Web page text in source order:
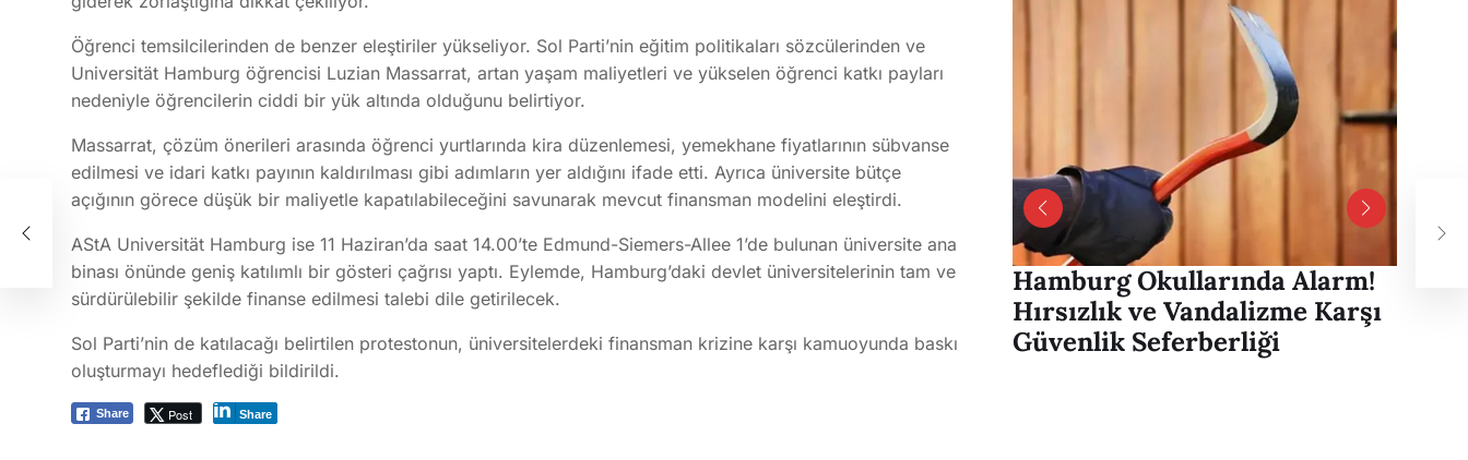
Öğrenci temsilcilerinden de benzer eleştiriler yükseliyor. Sol Parti’nin eğitim politikaları sözcülerinden ve
Universität Hamburg öğrencisi Luzian Massarrat, artan yaşam maliyetleri ve yükselen öğrenci katkı payları
nedeniyle öğrencilerin ciddi bir yük altında olduğunu belirtiyor.
Massarrat, çözüm önerileri arasında öğrenci yurtlarında kira düzenlemesi, yemekhane fiyatlarının sübvanse
edilmesi ve idari katkı payının kaldırılması gibi adımların yer aldığını ifade etti. Ayrıca üniversite bütçe
açığının görece düşük bir maliyetle kapatılabileceğini savunarak mevcut finansman modelini eleştirdi.
AStA Universität Hamburg ise 11 Haziran’da saat 14.00’te Edmund-Siemers-Allee 1’de bulunan üniversite ana
binası önünde geniş katılımlı bir gösteri çağrısı yaptı. Eylemde, Hamburg’daki devlet üniversitelerinin tam ve
sürdürülebilir şekilde finanse edilmesi talebi dile getirilecek.
Sol Parti’nin de katılacağı belirtilen protestonun, üniversitelerdeki finansman krizine karşı kamuoyunda baskı
oluşturmayı hedeflediği bildirildi.
Share Post Share
Hamburg Okullarında Alarm!
Hırsızlık ve Vandalizme Karşı
Güvenlik Seferberliği